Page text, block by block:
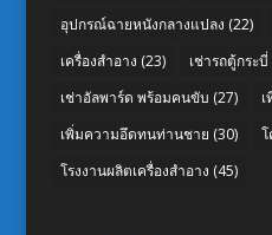
อุปกรณ์ฉายหนังกลางแปลง (22)
เครื่องสำอาง (23) เช่ารถตู้กระบี่
เช่าอัลพาร์ด พร้อมคนขับ (27)
เพิ่มความอึดทนท่านชาย (30)
โรงงานผลิตเครื่องสำอาง (45)